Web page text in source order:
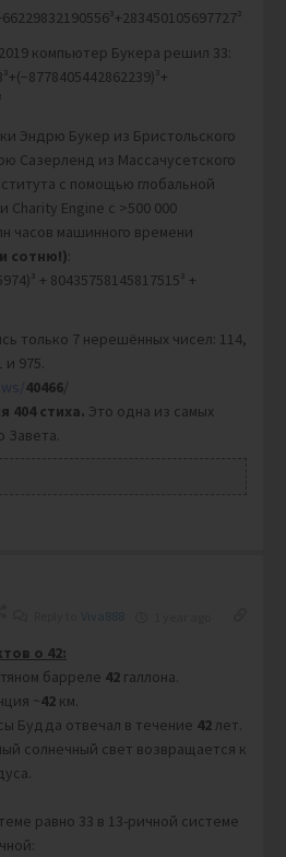
компьютер Букера решил 33:
Эндрю Букер из Бристольского
Сазерленд из Массачусетского
с помощью глобальной
Charity Engine с >500 000
часов машинного времени
сотню!):
+ 80435758145817515³ +
только 7 нерешённых чисел: 114,
и 975.
40466/
404 стиха. Это одна из самых
Завета.
Viva888
о 42:
барреле 42 галлона.
~42 км.
Будда отвечал в течение 42лет.
солнечный свет возвращается к
равно 33 в 13-ричной системе